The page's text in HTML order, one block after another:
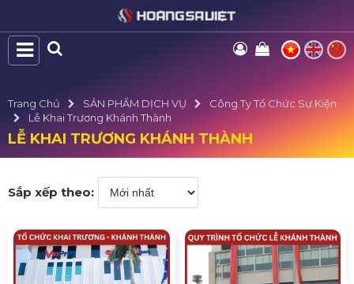
Trang Chủ SẢN PHẨM DỊCH VỤ
Công Ty Tổ Chức Sự Kiện
Lễ Khai Trương Khánh Thành
LỄ KHAI TRƯƠNG KHÁNH THÀNH
Sắp xếp theo: